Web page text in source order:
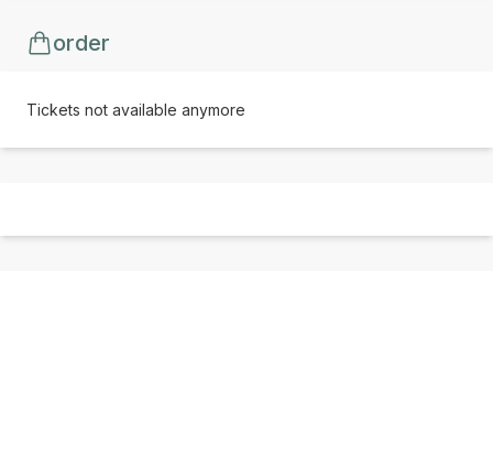
order
Tickets not available anymore